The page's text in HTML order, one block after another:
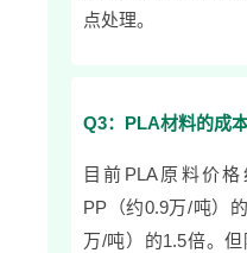
点处理。
Q3：PLA材料的成
目前PLA原料价
PP（约0.9万/吨）
万/吨）的1.5倍。